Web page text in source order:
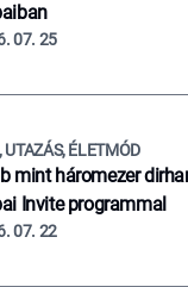
07. 25
UTAZÁS, ÉLETMÓD
mint háromezer
Invite programmal
07. 22